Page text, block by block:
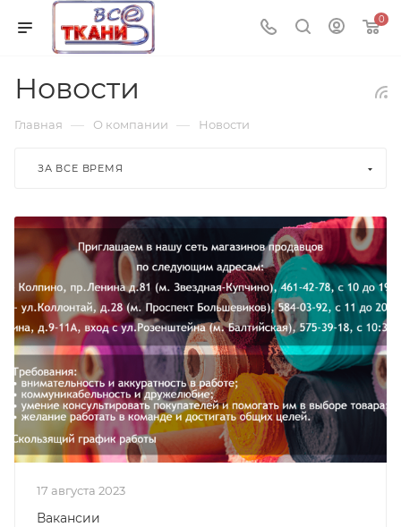
0
Новости
Главная — О компании — Новости
ЗА ВСЕ ВРЕМЯ
17 августа 2023
Вакансии